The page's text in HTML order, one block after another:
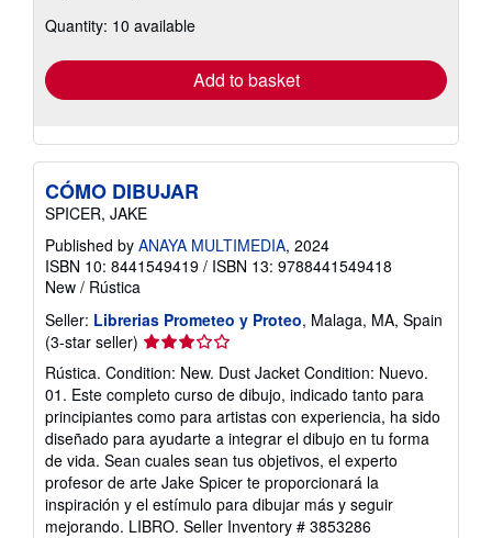
shipping
Quantity: 10 available
Add to basket
CÓMO DIBUJAR
SPICER, JAKE
Published by ANAYA MULTIMEDIA, 2024
ISBN 10: 8441549419 / ISBN 13: 9788441549418
New / Rústica
Seller: Librerias Prometeo y Proteo, Malaga, MA, Spain
(3-star seller) Seller
3
out
of
5
stars
Rústica. Condition: New. Dust Jacket Condition: Nuevo.
01. Este completo curso de dibujo, indicado tanto para
principiantes como para artistas con experiencia, ha sido
diseñado para ayudarte a integrar el dibujo en tu forma
de vida. Sean cuales sean tus objetivos, el experto
profesor de arte Jake Spicer te proporcionará la
inspiración y el estímulo para dibujar más y seguir
mejorando. LIBRO. Seller Inventory # 3853286